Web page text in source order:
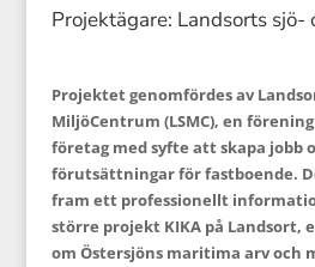
Projektägare: Landsorts
Projektet genomfördes av
MiljöCentrum (LSMC), en
företag med syfte att skapa jobb
förutsättningar för fastboende.
fram ett professionellt
större projekt KIKA på Landsort,
om Östersjöns maritima arv och